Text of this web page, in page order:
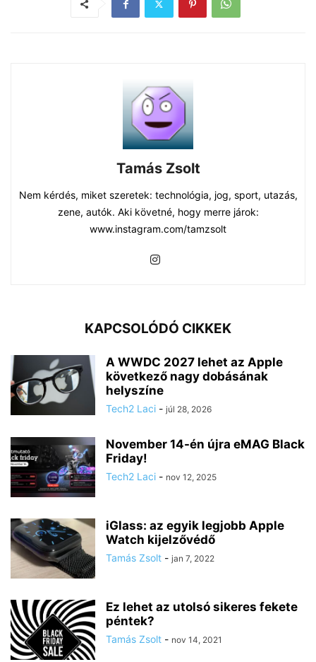
Tamás Zsolt
Nem kérdés, miket szeretek: technológia, jog, sport, utazás,
zene, autók. Aki követné, hogy merre járok:
www.instagram.com/tamzsolt
KAPCSOLÓDÓ CIKKEK
A WWDC 2027 lehet az Apple
következő nagy dobásának
helyszíne
Tech2 Laci - júl 28, 2026
November 14-én újra eMAG Black
Friday!
Tech2 Laci - nov 12, 2025
iGlass: az egyik legjobb Apple
Watch kijelzővédő
Tamás Zsolt - jan 7, 2022
Ez lehet az utolsó sikeres fekete
péntek?
Tamás Zsolt - nov 14, 2021